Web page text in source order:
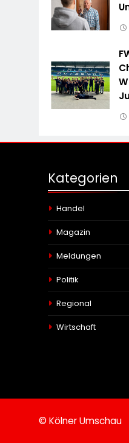
Kategorien
Handel
Magazin
Meldungen
Politik
Regional
Wirtschaft
© Kölner Umschau